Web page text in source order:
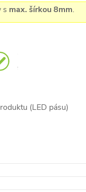
s max. šírkou 8mm.
(LED pásu)